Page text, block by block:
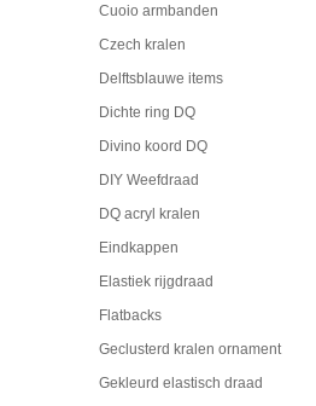
Cuoio armbanden
Czech kralen
Delftsblauwe items
Dichte ring DQ
Divino koord DQ
DIY Weefdraad
DQ acryl kralen
Eindkappen
Elastiek rijgdraad
Flatbacks
Geclusterd kralen ornament
Gekleurd elastisch draad